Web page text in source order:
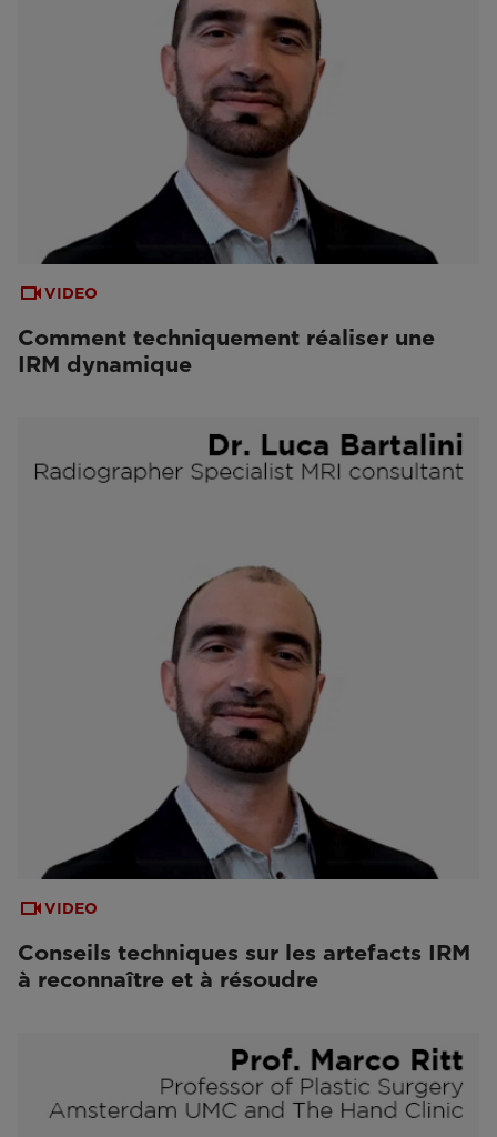
VIDEO
Comment techniquement réaliser une
IRM dynamique
VIDEO
Conseils techniques sur les artefacts IRM
à reconnaître et à résoudre